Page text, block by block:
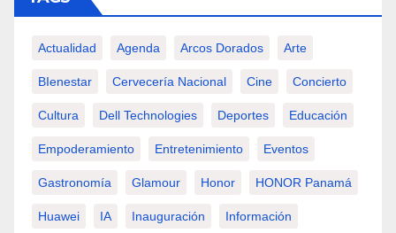
Actualidad Agenda Arcos Dorados Arte
BIenestar Cervecería Nacional Cine Concierto
Cultura Dell Technologies Deportes Educación
Empoderamiento Entretenimiento Eventos
Gastronomía Glamour Honor HONOR Panamá
Huawei IA Inauguración Información